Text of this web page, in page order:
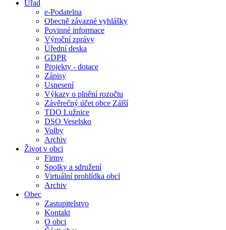
Úřad
e-Podatelna
Obecně závazné vyhlášky
Povinné informace
Výroční zprávy
Úřední deska
GDPR
Projekty - dotace
Zápisy
Usnesení
Výkazy o plnění rozočtu
Závěrečný účet obce Zálší
TDO Lužnice
DSO Veselsko
Volby
Archiv
Život v obci
Firmy
Spolky a sdružení
Virtuální prohlídka obcí
Archiv
Obec
Zastupitelstvo
Kontakt
O obci